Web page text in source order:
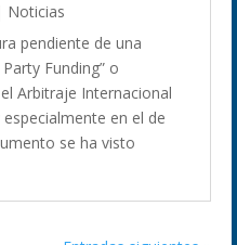
Noticias
pendiente de una
Funding” o
Arbitraje Internacional
en el de
se ha visto